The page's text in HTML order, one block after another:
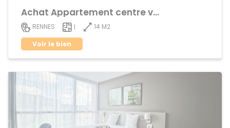
Achat Appartement centre ville
RENNES 1
14 M2
Voir le bien